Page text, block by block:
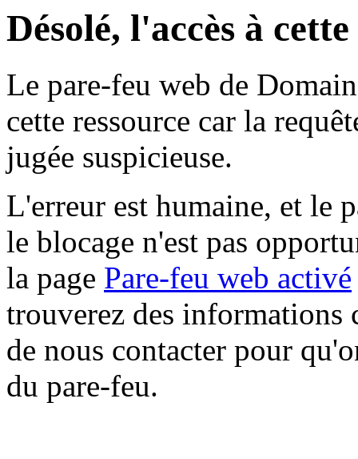
Désolé, l'accès à
Le pare-feu web de
cette ressource car la
jugée suspicieuse.
L'erreur est humaine, et le
le blocage n'est pas
la page Pare-feu web activé
trouverez des informations
de nous contacter pour
du pare-feu.